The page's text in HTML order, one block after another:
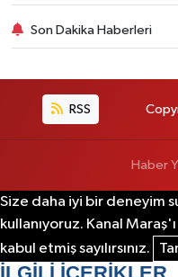
Son Dakika Haberleri
RSS
Haber
Size daha iyi bir deneyim
kullanıyoruz. Kanal
kabul etmiş sayılırsınız.